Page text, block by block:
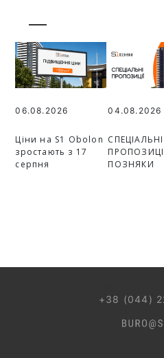
06.08.2026
Ціни на S1 Obolon
зростають з 17
серпня
04.08.2026
СПЕЦІАЛЬНІ
ПОЗНЯКИ
+38 (044)